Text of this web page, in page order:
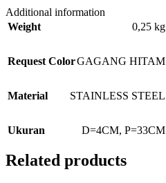
Additional information
Weight
0,25 kg
Request ColorGAGANG HITAM
Material STAINLESS STEEL
Ukuran D=4CM, P=33CM
Related products